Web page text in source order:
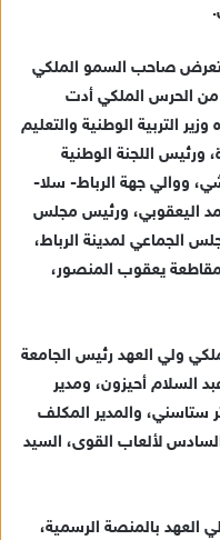
صاحب السمو الملكي
من الحرس الملكي أدت
التربية الوطنية والتعليم
ورئيس اللجنة الوطنية
ووالي جهة الرباط- سلا-
اليعقوبي، ورئيس مجلس
الجماعي لمدينة الرباط،
يعقوب المنصور،
ولي العهد رئيس الجامعة
السلام أحيزون، ومدير
ستاسني، والمدير المكلف
لألعاب القوى، السيد
العهد بالمنصة الرسمية،